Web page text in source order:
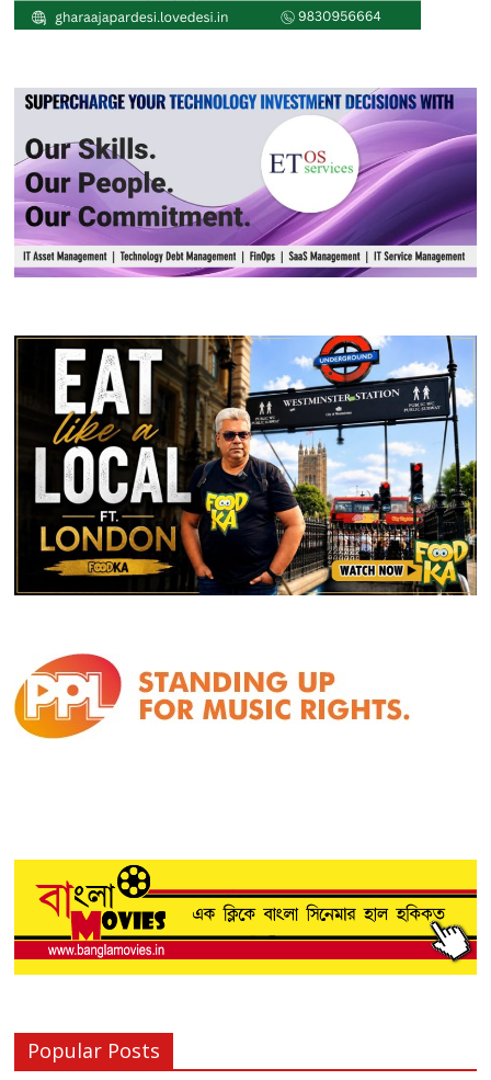
Popular Posts